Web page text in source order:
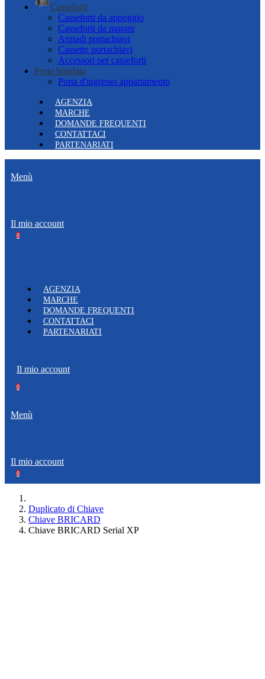
Casseforti
Casseforti da appoggio
Casseforti da murare
Armadi portachiavi
Cassette portachiavi
Accessori per casseforti
Porta blindata
Porta d'ingresso appartamento
AGENZIA
MARCHE
DOMANDE FREQUENTI
CONTATTACI
PARTENARIATI
Menù
Il mio account
0
AGENZIA
MARCHE
DOMANDE FREQUENTI
CONTATTACI
PARTENARIATI
Il mio account
0
Menù
Il mio account
0
Duplicato di Chiave
Chiave BRICARD
Chiave BRICARD Serial XP